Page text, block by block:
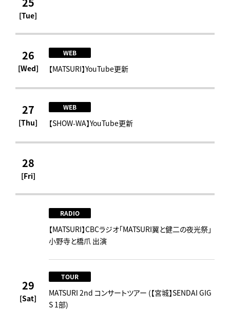
[Tue]
26
[Wed]
WEB
【MATSURI】YouTube更新
27
[Thu]
WEB
【SHOW-WA】YouTube更新
28
[Fri]
29
[Sat]
RADIO
【MATSURI】CBCラジオ「MATSURI翼と健二の夜光祭」
小野寺と橋爪 出演
TOUR
MATSURI 2nd コンサートツアー (【宮城】SENDAI GIG
S 1部)